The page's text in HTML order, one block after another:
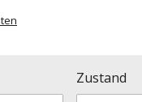
Zustand